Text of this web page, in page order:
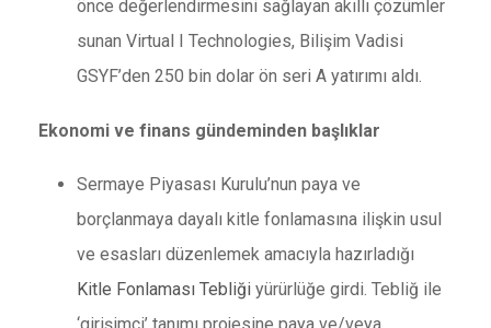
önce değerlendirmesini sağlayan akıllı çözümler
sunan Virtual I Technologies, Bilişim Vadisi
GSYF’den 250 bin dolar ön seri A yatırımı aldı.
Ekonomi ve finans gündeminden başlıklar
Sermaye Piyasası Kurulu’nun paya ve
borçlanmaya dayalı kitle fonlamasına ilişkin usul
ve esasları düzenlemek amacıyla hazırladığı
Kitle Fonlaması Tebliği yürürlüğe girdi. Tebliğ ile